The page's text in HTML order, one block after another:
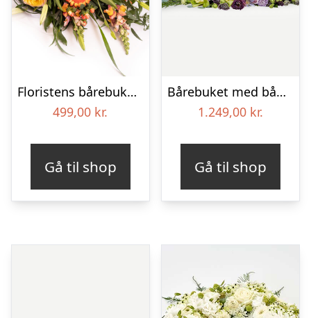
Floristens bårebuket – Gul & orange
499,00 kr.
Gå til shop
Bårebuket med bånd – Et eksklusivt farvel
1.249,00 kr.
Gå til shop